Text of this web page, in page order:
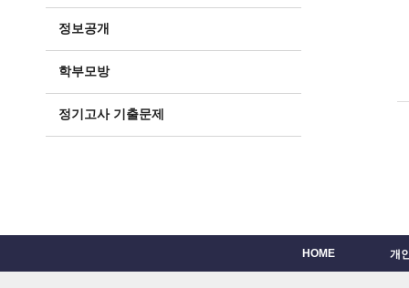
정보공개
학부모방
정기고사 기출문제
HOME 개